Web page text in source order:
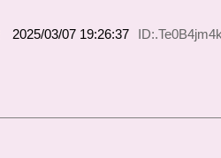
2025/03/07 19:26:37